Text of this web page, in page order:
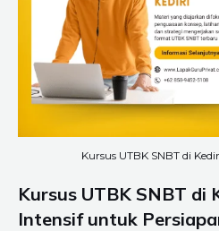
Kursus UTBK SNBT di
Kursus UTBK SNBT di
Intensif untuk